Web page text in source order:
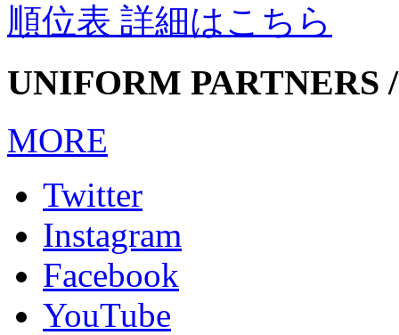
順位表 詳細はこちら
UNIFORM PARTNERS
MORE
Twitter
Instagram
Facebook
YouTube